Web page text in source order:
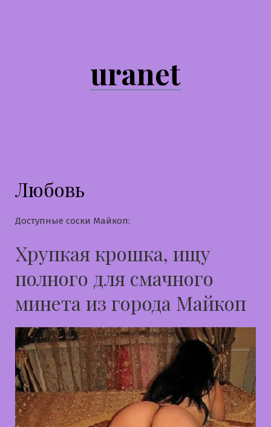
uranet
Любовь
Доступные соски Майкоп:
Хрупкая крошка, ищу
полного для смачного
минета из города Майкоп